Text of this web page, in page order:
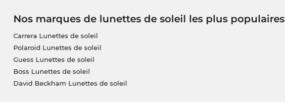
Nos marques de lunettes de soleil les plus populaires
Carrera Lunettes de soleil
Polaroid Lunettes de soleil
Guess Lunettes de soleil
Boss Lunettes de soleil
David Beckham Lunettes de soleil